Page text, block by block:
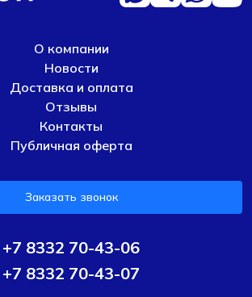
О компании
Новости
Доставка и оплата
Отзывы
Контакты
Публичная оферта
Заказать звонок
+7 8332 70-43-06
+7 8332 70-43-07